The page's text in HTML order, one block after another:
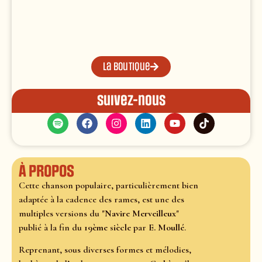
La boutique
Suivez-nous
À propos
Cette chanson populaire, particulièrement bien
adaptée à la cadence des rames, est une des
multiples versions du "Navire Merveilleux"
publié à la fin du 19ème siècle par E. Moullé.
Reprenant, sous diverses formes et mélodies,